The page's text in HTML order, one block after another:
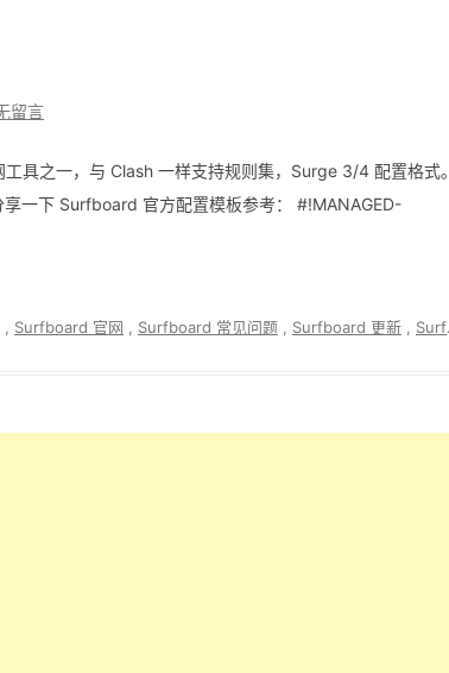
留言
具之一，与 Clash 一样支持规则集，Surge 3/4 配置格式。
一下 Surfboard 官方配置模板参考： #!MANAGED-
Surfboard 官网 Surfboard 常见问题 Surfboard 更新 Surfboard 配置教程